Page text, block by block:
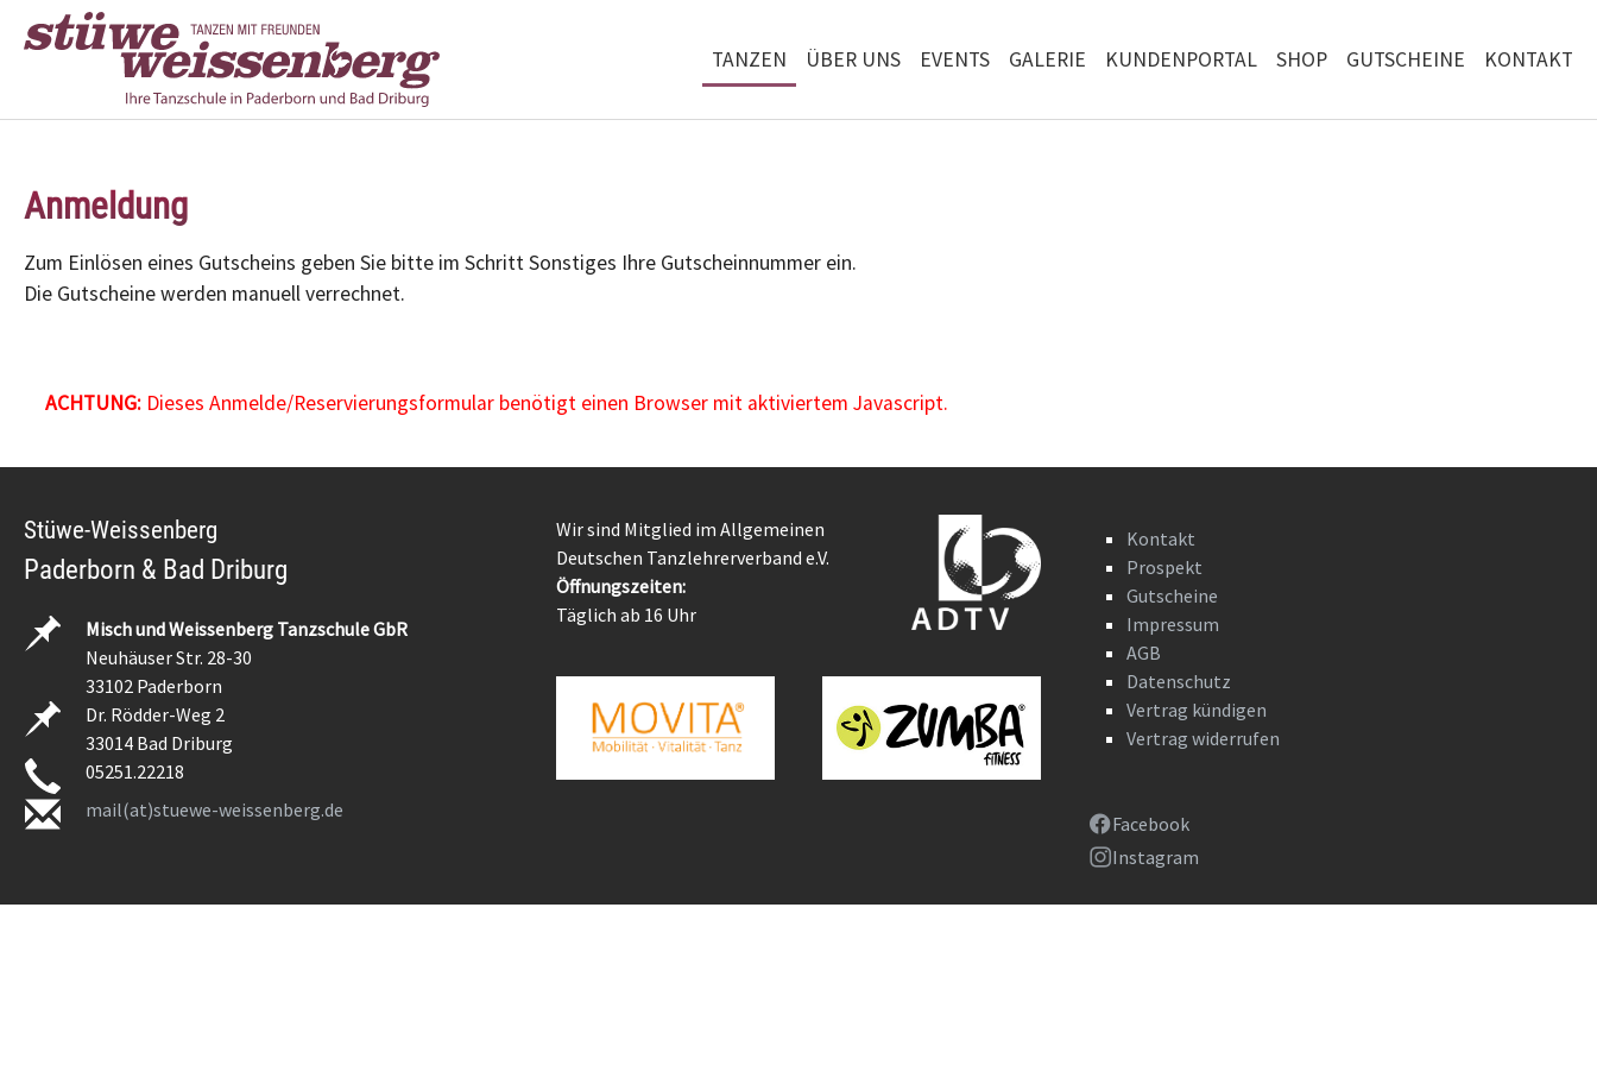
TANZEN ÜBER UNS EVENTS GALERIE KUNDENPORTAL SHOP GUTSCHEINE KONTAKT
Anmeldung
Zum Einlösen eines Gutscheins geben Sie bitte im Schritt Sonstiges Ihre Gutscheinnummer ein.
Die Gutscheine werden manuell verrechnet.
ACHTUNG:Dieses Anmelde/Reservierungsformular benötigt einen Browser mit aktiviertem Javascript.
Stüwe-Weissenberg
Paderborn & Bad Driburg
Misch und Weissenberg Tanzschule GbR
Neuhäuser Str. 28-30
33102 Paderborn
Dr. Rödder-Weg 2
33014 Bad Driburg
05251.22218
mail(at)stuewe-weissenberg.de
Wir sind Mitglied im Allgemeinen
Deutschen Tanzlehrerverband e.V.
Öffnungszeiten:
Täglich ab 16 Uhr
Kontakt
Prospekt
Gutscheine
Impressum
AGB
Datenschutz
Vertrag kündigen
Vertrag widerrufen
Facebook
Instagram